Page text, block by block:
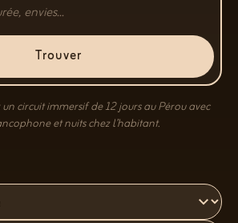
Trouver
un circuit immersif de 12 jours au Pérou avec
et nuits chez l’habitant.